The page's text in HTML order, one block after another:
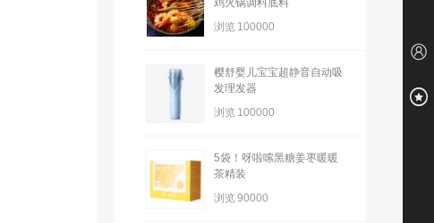
鸡火锅调料底料
浏览 100000
樱舒婴儿宝宝超静音自动吸
发理发器
浏览 100000
5袋！呀啦嗦黑糖姜枣暖暖
茶精装
浏览90000